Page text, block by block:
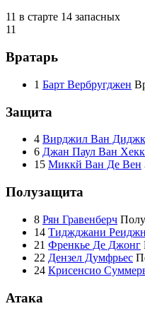
11 в старте 14 запасных
11
Вратарь
1 Барт Вербругджен
Защита
4 Вирджил Ван Диджк
6 Джан Паул Ван
15 Миккй Ван Де Вен
Полузащита
8 Рян Гравенберч
14 Тиджджани
21 Френкье Де Джонг
22 Дензел Думфрьес
24 Крисенсио
Атака